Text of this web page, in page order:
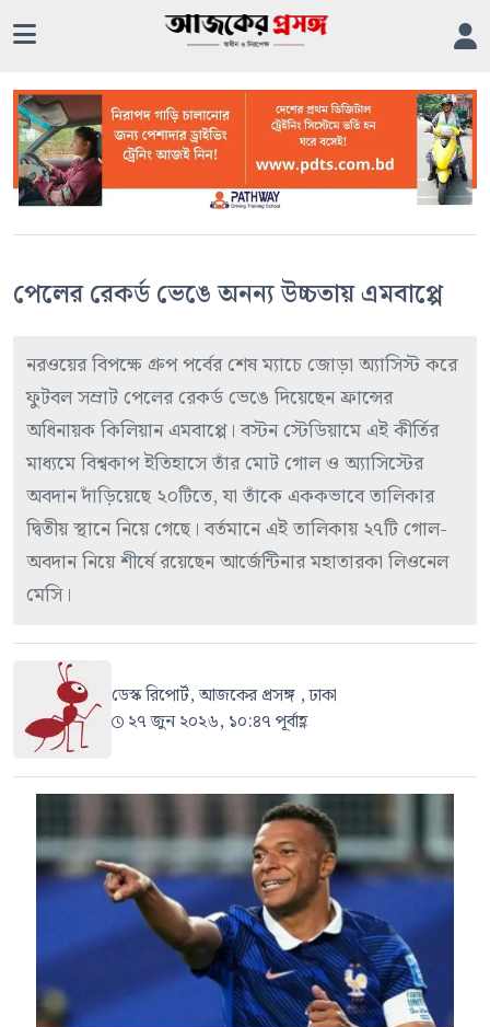
পেলের রেকর্ড ভেঙে অনন্য উচ্চতায় এমবাপ্পে
নরওয়ের বিপক্ষে গ্রুপ পর্বের শেষ ম্যাচে জোড়া অ্যাসিস্ট করে
ফুটবল সম্রাট পেলের রেকর্ড ভেঙে দিয়েছেন ফ্রান্সের
অধিনায়ক কিলিয়ান এমবাপ্পে। বস্টন স্টেডিয়ামে এই কীর্তির
মাধ্যমে বিশ্বকাপ ইতিহাসে তাঁর মোট গোল ও অ্যাসিস্টের
অবদান দাঁড়িয়েছে ২০টিতে, যা তাঁকে এককভাবে তালিকার
দ্বিতীয় স্থানে নিয়ে গেছে। বর্তমানে এই তালিকায় ২৭টি গোল-
অবদান নিয়ে শীর্ষে রয়েছেন আর্জেন্টিনার মহাতারকা লিওনেল
মেসি।
ডেস্ক রিপোর্ট, আজকের প্রসঙ্গ , ঢাকা
২৭ জুন ২০২৬, ১০:৪৭ পূর্বাহ্ণ